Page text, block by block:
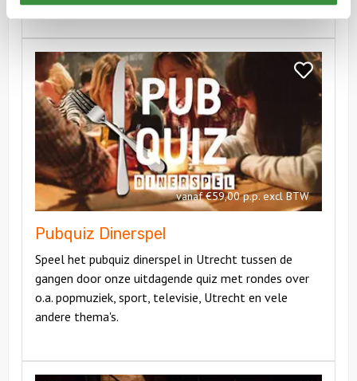
Bekijk
Pubquiz
vanaf €59,00 p.p. excl BTW
Pubquiz Dinerspel
Speel het pubquiz dinerspel in Utrecht tussen de
gangen door onze uitdagende quiz met rondes over
o.a. popmuziek, sport, televisie, Utrecht en vele
andere thema's.
Bekijk
Pubquiz
Dinerspel
Bekijk